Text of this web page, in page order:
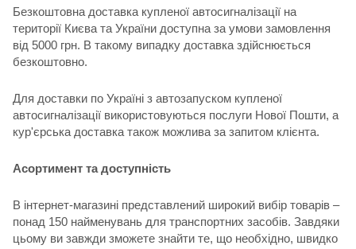
Безкоштовна доставка купленої автосигналізації на
території Києва та України доступна за умови замовлення
від 5000 грн. В такому випадку доставка здійснюється
безкоштовно.
Для доставки по Україні з автозапуском купленої
автосигналізації використовуються послуги Нової Пошти, а
кур'єрська доставка також можлива за запитом клієнта.
Асортимент та доступність
В інтернет-магазині представлений широкий вибір товарів –
понад 150 найменувань для транспортних засобів. Завдяки
цьому ви завжди зможете знайти те, що необхідно, швидко